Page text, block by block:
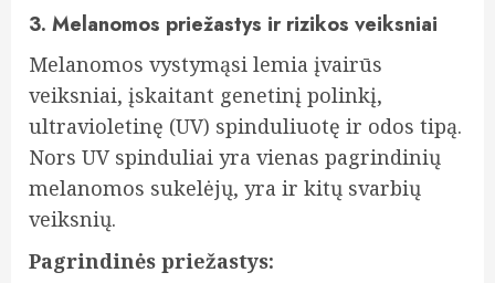
3. Melanomos priežastys ir rizikos veiksniai
Melanomos vystymąsi lemia įvairūs
veiksniai, įskaitant genetinį polinkį,
ultravioletinę (UV) spinduliuotę ir odos tipą.
Nors UV spinduliai yra vienas pagrindinių
melanomos sukelėjų, yra ir kitų svarbių
veiksnių.
Pagrindinės priežastys: